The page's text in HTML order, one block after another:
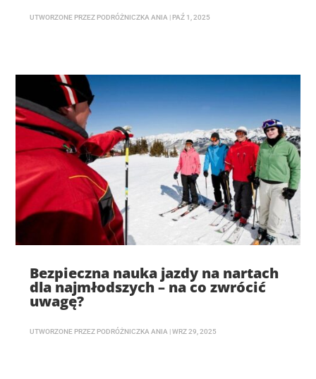
UTWORZONE PRZEZ PODRÓŻNICZKA ANIA | PAŹ 1, 2025
Bezpieczna nauka jazdy na nartach
dla najmłodszych – na co zwrócić
uwagę?
UTWORZONE PRZEZ PODRÓŻNICZKA ANIA |WRZ 29, 2025